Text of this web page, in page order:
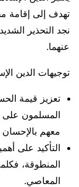
تهدف إلى إقامة
نجد التحذير
عنهما.
توجيهات الدين
تعزيز قيمة
المسلمون على
معهم بالإحسان
التأكيد على
المنطوقة،
المعاصي.